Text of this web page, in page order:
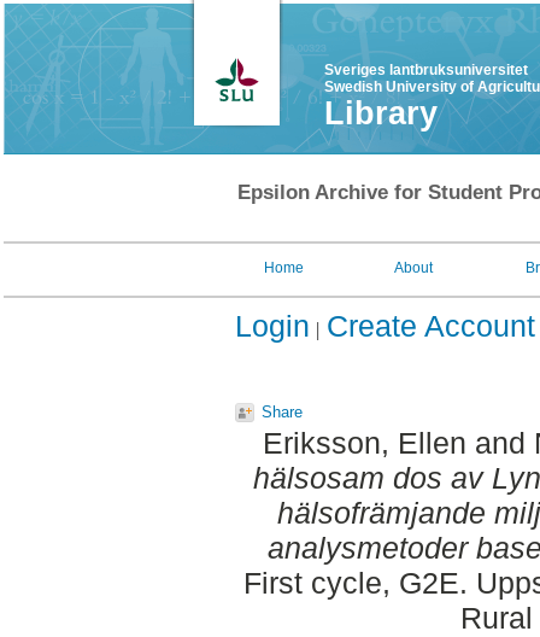
Sveriges lantbruksuniversitet
Swedish University of
Library
Epsilon Archive for Student
Home About
Login Create Account
Share
Eriksson, Ellen and
hälsosam dos av
hälsofrämjande
analysmetoder
First cycle, G2E.